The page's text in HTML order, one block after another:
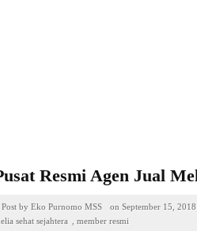
Resmi Agen Jual
Post by Eko Purnomo MSS on September 15, 2018
sehat sejahtera
member resmi